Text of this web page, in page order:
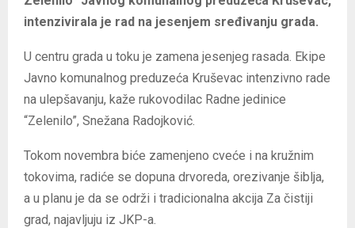
intenzivirala je rad na jesenjem sređivanju grada.
U centru grada u toku je zamena jesenjeg rasada. Ekipe
Javno komunalnog preduzeća Kruševac intenzivno rade
na ulepšavanju, kaže rukovodilac Radne jedinice
“Zelenilo”, Snežana Radojković.
Tokom novembra biće zamenjeno cveće i na kružnim
tokovima, radiće se dopuna drvoreda, orezivanje šiblja,
a u planu je da se održi i tradicionalna akcija Za čistiji
grad, najavljuju iz JKP-a.